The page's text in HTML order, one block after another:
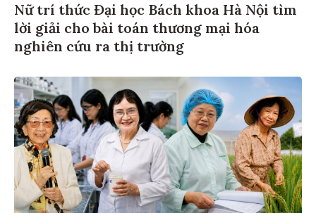
Nữ trí thức Đại học Bách khoa Hà Nội tìm
lời giải cho bài toán thương mại hóa
nghiên cứu ra thị trường